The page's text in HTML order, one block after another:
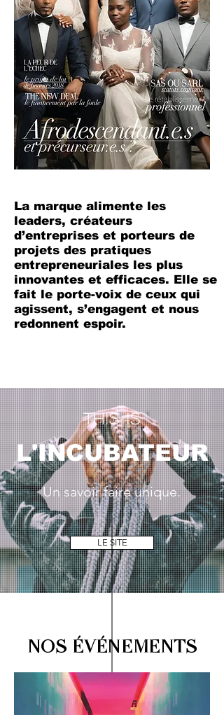
La marque alimente les
leaders, créateurs
d’entreprises et porteurs de
projets des pratiques
entrepreneuriales les plus
innovantes et efficaces. Elle se
fait le porte-voix de ceux qui
agissent, s’engagent et nous
redonnent espoir.
THIS IS
L'INCUBATEUR
Un savoir faire unique.
LE SITE
NOS ÉVÉNEMENTS